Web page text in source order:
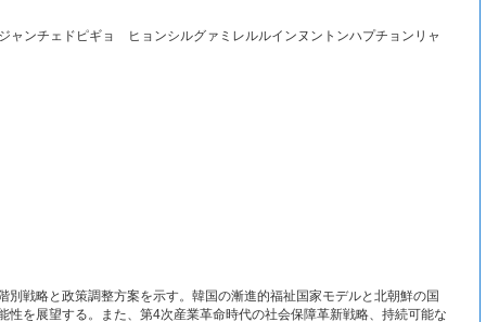
ャンチェドピギョ ヒョンシルグァミレルルインヌントンハプチョンリャ
戦略と政策調整方案を示す。韓国の漸進的福祉国家モデルと北朝鮮の国
を展望する。また、第4次産業革命時代の社会保障革新戦略、持続可能な